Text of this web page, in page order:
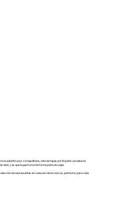
la auténtica pizza napolitana, vete de tapas por España o prueba los
bien, y es que la gastronomía forma parte de viajar.
de restaurantes en cada uno de los barcos, perfectos para cada